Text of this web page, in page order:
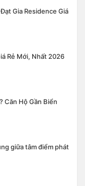
Gia Residence Giá
Rẻ Mới, Nhất 2026
Căn Hộ Gần Biển
giữa tâm điểm phát